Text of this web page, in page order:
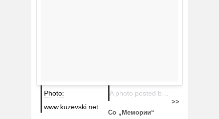
Photo:
www.kuzevski.net
A photo posted by Goran Kostovski (@indog) on
>>
Со „Мемории“